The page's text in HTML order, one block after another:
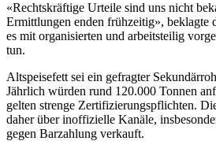
«Rechtskräftige Urteile sind uns nicht
Ermittlungen enden frühzeitig», beklagte
es mit organisierten und arbeitsteilig
tun.
Altspeisefett sei ein gefragter
Jährlich würden rund 120.000 Tonnen
gelten strenge Zertifizierungspflichten.
daher über inoffizielle Kanäle,
gegen Barzahlung verkauft.